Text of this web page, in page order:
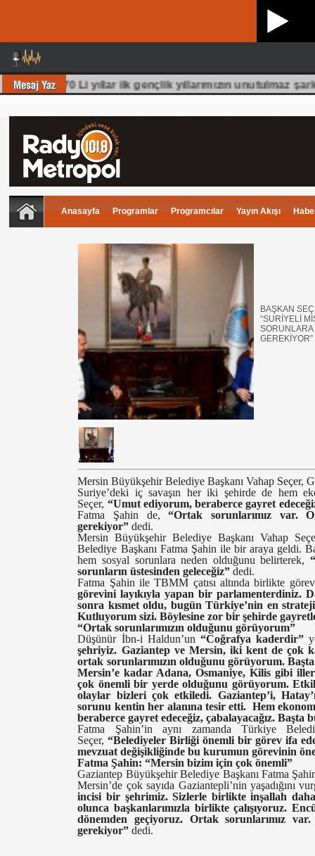
olmuş 70 Li yıllar ilk gençlik yıllarımızın unutulmaz
Anasayfa Programlar Programcılar Yayın Akışı
BAŞKAN
“SURİYELİ
SORUNLARA
GEREKİYOR”
Mersin Büyükşehir Belediye Başkanı Vahap Seçer,
Suriye’deki iç savaşın her iki şehirde de hem
Seçer, “Umut ediyorum, beraberce gayret
Fatma Şahin de,“Ortak sorunlarımız var.
gerekiyor” dedi.
Mersin Büyükşehir Belediye Başkanı Vahap
Belediye Başkanı Fatma Şahin ile bir araya geldi.
hem sosyal sorunlara neden olduğunu belirterek,
sorunların üstesinden geleceğiz” dedi.
Fatma Şahin ile TBMM çatısı altında birlikte
görevini layıkıyla yapan bir parlamenterdiniz.
sonra kısmet oldu, bugün Türkiye’nin en
Kutluyorum sizi. Böylesine zor bir şehirde
“Ortak sorunlarımızın olduğunu görüyorum”
Düşünür İbn-i Haldun’un “Coğrafya kaderdir”
şehriyiz. Gaziantep ve Mersin, iki kent de çok
ortak sorunlarımızın olduğunu görüyorum.
Mersin’e kadar Adana, Osmaniye, Kilis gibi
çok önemli bir yerde olduğunu görüyorum.
olaylar bizleri çok etkiledi. Gaziantep’i,
sorunu kentin her alanına tesir etti. Hem
beraberce gayret edeceğiz, çabalayacağız. Başta
Fatma Şahin’in aynı zamanda Türkiye
Seçer,“Belediyeler Birliği önemli bir görev ifa
mevzuat değişikliğinde bu kurumun görevinin
Fatma Şahin: “Mersin bizim için çok önemli”
Gaziantep Büyükşehir Belediye Başkanı Fatma
Mersin’de çok sayıda Gaziantepli’nin yaşadığını
incisi bir şehrimiz. Sizlerle birlikte inşallah
olunca başkanlarımızla birlikte çalışıyoruz.
dönemden geçiyoruz. Ortak sorunlarımız
gerekiyor” dedi.